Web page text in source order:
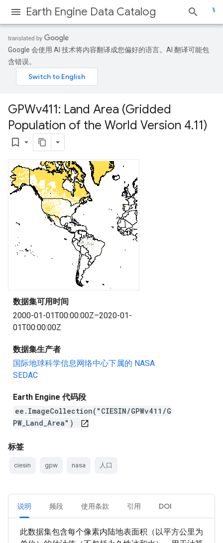
Earth Engine Data Catalog
Google 会使用 AI 技术将内容翻译成您偏好的语言。AI 翻译可能包
含错误。
GPWv411: Land Area (Gridded
Population of the World Version 4.11)
bookmark_border
数据集可用时间
2000-01-01T00:00:00Z–2020-01-
01T00:00:00Z
数据集生产者
国际地球科学信息网络中心下属的 NASA
SEDAC
Earth Engine 代码段
ee.ImageCollection("CIESIN/GPWv411/G
PW_Land_Area")
open_in_new
标签
ciesin gpw nasa 人口
说明 频段 使用条款 引用 DOI
此数据集包含每个像素内陆地表面积（以平方公里为